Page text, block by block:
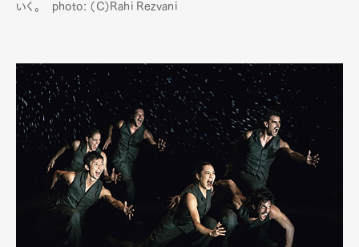
いく。 photo: （C）Rahi Rezvani